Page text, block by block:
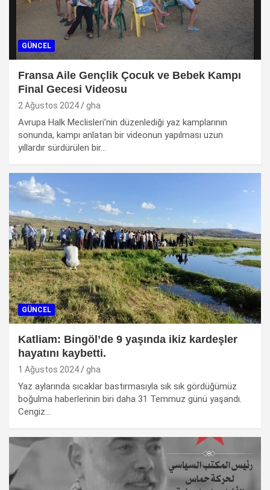
GÜNCEL
Fransa Aile Gençlik Çocuk ve Bebek Kampı
Final Gecesi Videosu
2 Ağustos 2024 gha
Avrupa Halk Meclisleri’nin düzenlediği yaz kamplarının
sonunda, kampı anlatan bir videonun yapılması uzun
yıllardır sürdürülen bir…
GÜNCEL
Katliam: Bingöl’de 9 yaşında ikiz kardeşler
hayatını kaybetti.
1 Ağustos 2024 gha
Yaz aylarında sıcaklar bastırmasıyla sık sık gördüğümüz
boğulma haberlerinin biri daha 31 Temmuz günü yaşandı.
Cengiz…